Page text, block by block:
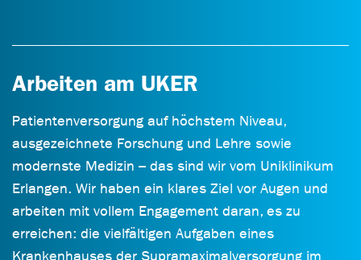
Arbeiten am UKER
Patientenversorgung auf höchstem Niveau,
ausgezeichnete Forschung und Lehre sowie
modernste Medizin – das sind wir vom Uniklinikum
Erlangen. Wir haben ein klares Ziel vor Augen und
arbeiten mit vollem Engagement daran, es zu
erreichen: die vielfältigen Aufgaben eines